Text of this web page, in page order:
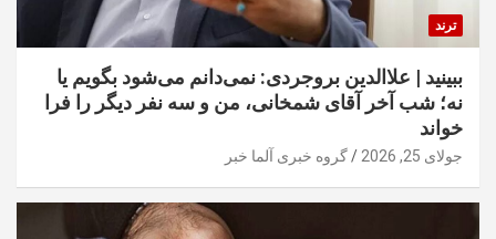
ترند
ببینید | علاالدین بروجردی: نمی‌دانم می‌شود بگویم یا
نه؛ شب آخر آقای شمخانی، من و سه نفر دیگر را فرا
خواند
جولای 25, 2026 گروه خبری آلما خبر